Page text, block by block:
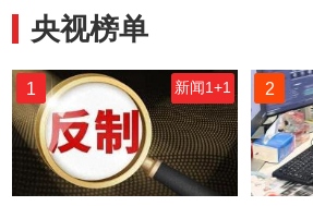
央视榜单
1 新闻1+1 2